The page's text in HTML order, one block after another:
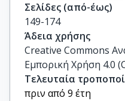
Σελίδες (από-έως)
149-174
Άδεια χρήσης
Creative Commons
Εμπορική Χρήση 4.0
Τελευταία
πριν από 9 έτη